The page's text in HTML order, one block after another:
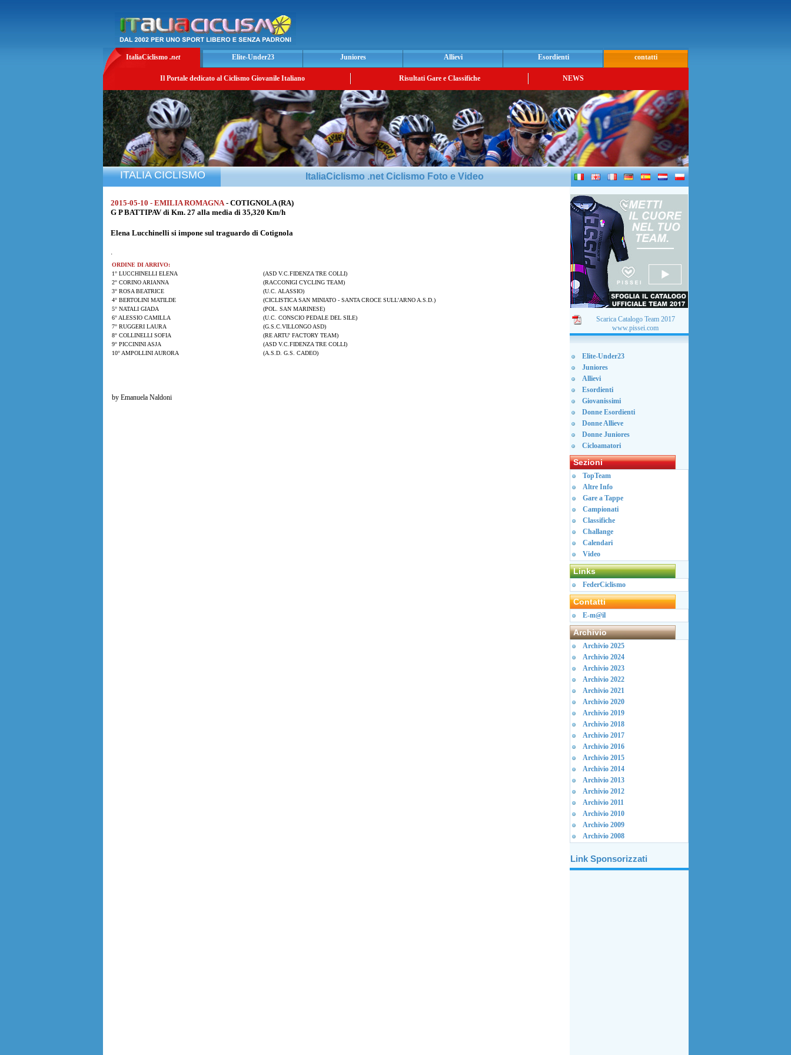
ItaliaCiclismo .net Elite-Under23 Juniores Allievi Esordienti contatti
Il Portale dedicato al Ciclismo Giovanile Italiano Risultati Gare e Classifiche NEWS
ITALIA CICLISMO ItaliaCiclismo .net Ciclismo Foto e Video
2015-05-10 - EMILIA ROMAGNA - COTIGNOLA (RA)
G P BATTIPAV di Km. 27 alla media di 35,320 Km/h
Elena Lucchinelli si impone sul traguardo di Cotignola
.
ORDINE DI ARRIVO:
1° LUCCHINELLI ELENA
(ASD V.C.FIDENZA TRE COLLI)
2° CORINO ARIANNA
(RACCONIGI CYCLING TEAM)
3° ROSA BEATRICE
(U.C. ALASSIO)
4° BERTOLINI MATILDE
(CICLISTICA SAN MINIATO - SANTA CROCE SULL'ARNO A.S.D.)
5° NATALI GIADA
(POL. SAN MARINESE)
6° ALESSIO CAMILLA
(U.C. CONSCIO PEDALE DEL SILE)
7° RUGGERI LAURA
(G.S.C.VILLONGO ASD)
8° COLLINELLI SOFIA
(RE ARTU' FACTORY TEAM)
9° PICCININI ASJA
(ASD V.C.FIDENZA TRE COLLI)
10° AMPOLLINI AURORA
(A.S.D. G.S. CADEO)
by Emanuela Naldoni
Scarica Catalogo Team 2017
www.pissei.com
Elite-Under23
Juniores
Allievi
Esordienti
Giovanissimi
Donne Esordienti
Donne Allieve
Donne Juniores
Cicloamatori
Sezioni
TopTeam
Altre Info
Gare a Tappe
Campionati
Classifiche
Challange
Calendari
Video
Links
FederCiclismo
Contatti
E-m@il
Archivio
Archivio 2025
Archivio 2024
Archivio 2023
Archivio 2022
Archivio 2021
Archivio 2020
Archivio 2019
Archivio 2018
Archivio 2017
Archivio 2016
Archivio 2015
Archivio 2014
Archivio 2013
Archivio 2012
Archivio 2011
Archivio 2010
Archivio 2009
Archivio 2008
Link Sponsorizzati